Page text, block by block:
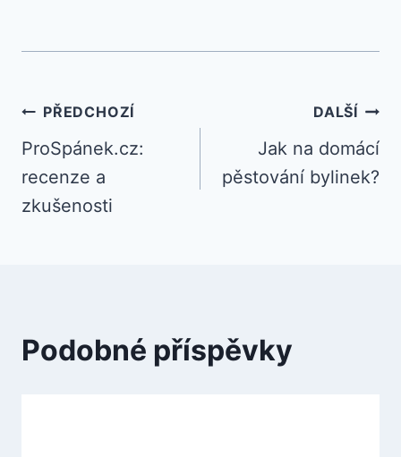
Navigace
pro
příspěvek
PŘEDCHOZÍ
ProSpánek.cz:
recenze a
zkušenosti
DALŠÍ
Jak na domácí
pěstování bylinek?
Podobné příspěvky